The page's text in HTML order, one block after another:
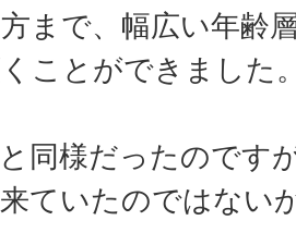
まで、幅広い年齢
ことができました
同様だったのです
ていたのではない